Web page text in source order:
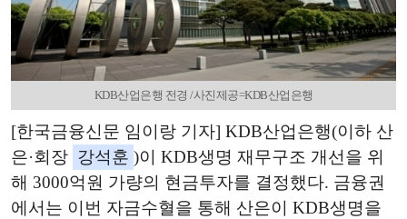
KDB산업은행 전경 /사진제공=KDB산업은행
[한국금융신문 임이랑 기자] KDB산업은행(이하 산
은·회장 강석훈 )이 KDB생명 재무구조 개선을 위
해 3000억원 가량의 현금투자를 결정했다. 금융권
에서는 이번 자금수혈을 통해 산은이 KDB생명을